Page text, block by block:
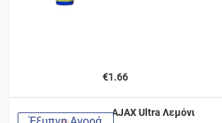
€1.66
AJAX Ultra Λεμόνι